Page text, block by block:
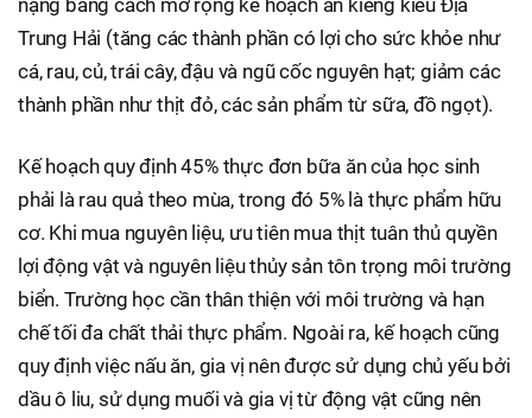
Trung Hải (tăng các thành phần có lợi cho sức khỏe như
cá, rau, củ, trái cây, đậu và ngũ cốc nguyên hạt; giảm các
thành phần như thịt đỏ, các sản phẩm từ sữa, đồ ngọt).
Kế hoạch quy định 45% thực đơn bữa ăn của học sinh
phải là rau quả theo mùa, trong đó 5% là thực phẩm hữu
cơ. Khi mua nguyên liệu, ưu tiên mua thịt tuân thủ quyền
lợi động vật và nguyên liệu thủy sản tôn trọng môi trường
biển. Trường học cần thân thiện với môi trường và hạn
chế tối đa chất thải thực phẩm. Ngoài ra, kế hoạch cũng
quy định việc nấu ăn, gia vị nên được sử dụng chủ yếu bởi
dầu ô liu, sử dụng muối và gia vị từ động vật cũng nên